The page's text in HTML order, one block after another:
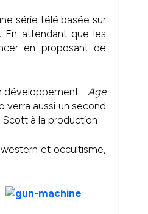
série télé basée sur
En attendant que les
en proposant de
développement : Age
verra aussi un second
à la production
et occultisme,